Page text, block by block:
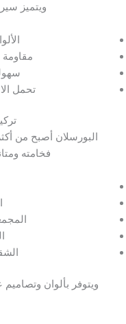
ويتميز
مقاومة
تحمل
البورسلان أصبح من
فخامته
ويتوفر بألوان